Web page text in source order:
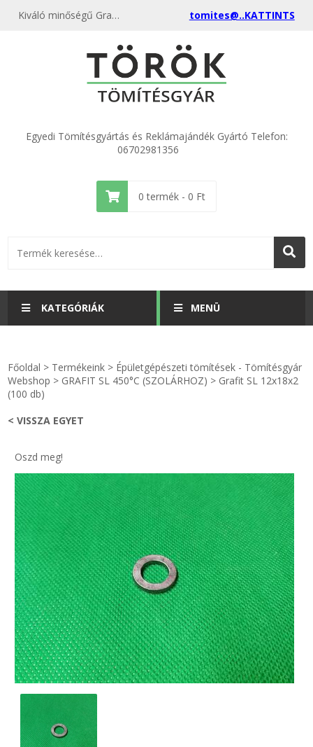
Kiváló minőségű Grafit SL 12x18x2 (100 db) kedvező áron, egyenest a gyártótól, rendeld meg most és csatlakozz a több ezer elégedett vásárlóhoz. tomites@..KATTINTS
Egyedi Tömítésgyártás és Reklámajándék Gyártó Telefon:
06702981356
0 termék - 0 Ft
KATEGÓRIÁK
KULCSTARTÓ - KULCSKARIKA
IPARI KARIMA TÖMÍTÉS
TÖMÍTŐ TÁBLA - SZIGETELŐ LEMEZ
GUMILEMEZ - FILC - HÓTOLÓ
TÖMÍTŐ ZSINÓR - RAGASZTÓ
SZEMÉLY GÉPJÁRMŰ TÖMÍTÉS
MENÜ
videók
Rólunk
Egyedi gyártás
Hírek
Kapcsolat
ÁSZF
Adatkezelés
Főoldal > Termékeink > Épületgépészeti tömítések - Tömítésgyár
Webshop > GRAFIT SL 450°C (SZOLÁRHOZ) > Grafit SL 12x18x2
(100 db)
< VISSZA EGYET
Oszd meg!